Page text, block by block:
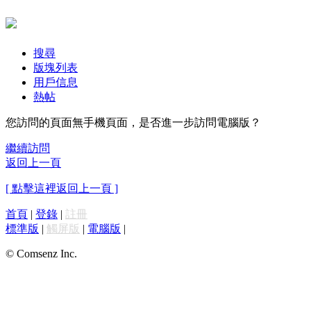
搜尋
版塊列表
用戶信息
熱帖
您訪問的頁面無手機頁面，是否進一步訪問電腦版？
繼續訪問
返回上一頁
[ 點擊這裡返回上一頁 ]
首頁 | 登錄 | 註冊
標準版 | 觸屏版 | 電腦版 |
© Comsenz Inc.